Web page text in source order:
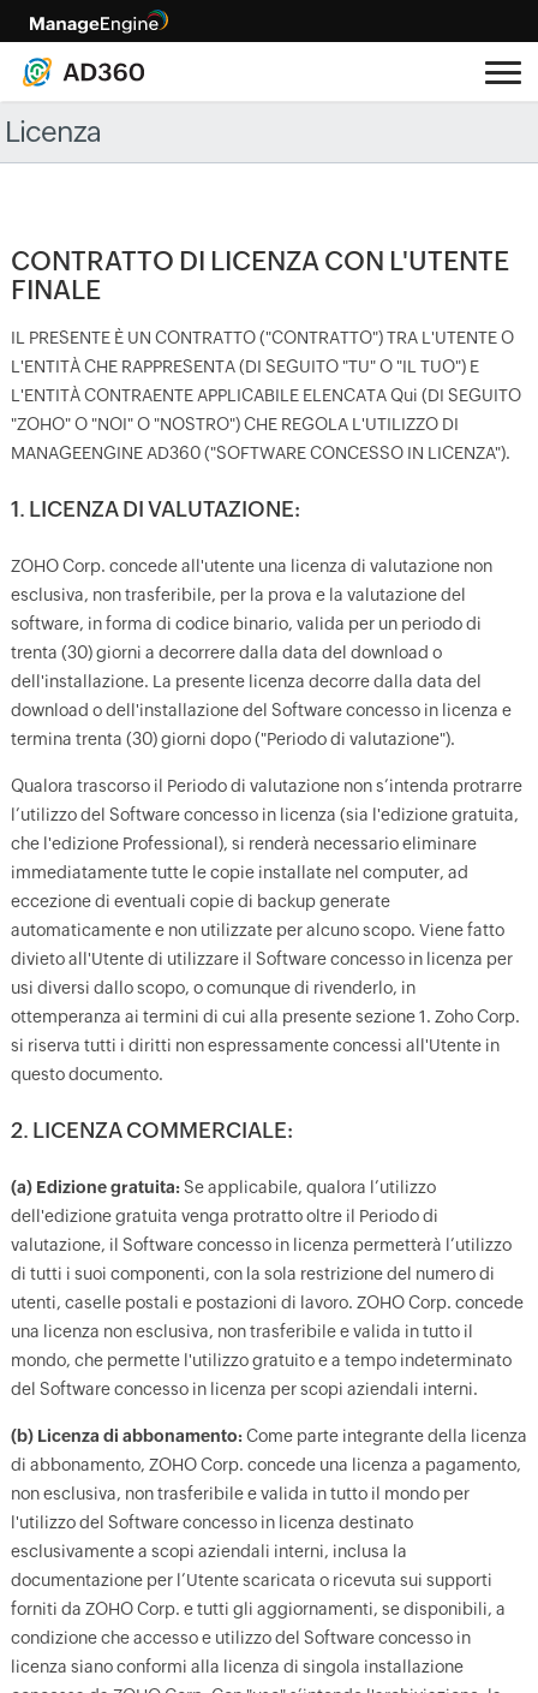
Licenza
CONTRATTO DI LICENZA CON L'UTENTE
FINALE
IL PRESENTE È UN CONTRATTO ("CONTRATTO") TRA L'UTENTE O
L'ENTITÀ CHE RAPPRESENTA (DI SEGUITO "TU" O "IL TUO") E
L'ENTITÀ CONTRAENTE APPLICABILE ELENCATA Qui (DI SEGUITO
"ZOHO" O "NOI" O "NOSTRO") CHE REGOLA L'UTILIZZO DI
MANAGEENGINE AD360 ("SOFTWARE CONCESSO IN LICENZA").
1. LICENZA DI VALUTAZIONE:
ZOHO Corp. concede all'utente una licenza di valutazione non
esclusiva, non trasferibile, per la prova e la valutazione del
software, in forma di codice binario, valida per un periodo di
trenta (30) giorni a decorrere dalla data del download o
dell'installazione. La presente licenza decorre dalla data del
download o dell'installazione del Software concesso in licenza e
termina trenta (30) giorni dopo ("Periodo di valutazione").
Qualora trascorso il Periodo di valutazione non s’intenda protrarre
l’utilizzo del Software concesso in licenza (sia l'edizione gratuita,
che l'edizione Professional), si renderà necessario eliminare
immediatamente tutte le copie installate nel computer, ad
eccezione di eventuali copie di backup generate
automaticamente e non utilizzate per alcuno scopo. Viene fatto
divieto all'Utente di utilizzare il Software concesso in licenza per
usi diversi dallo scopo, o comunque di rivenderlo, in
ottemperanza ai termini di cui alla presente sezione 1. Zoho Corp.
si riserva tutti i diritti non espressamente concessi all'Utente in
questo documento.
2. LICENZA COMMERCIALE:
(a) Edizione gratuita:Se applicabile, qualora l’utilizzo
dell'edizione gratuita venga protratto oltre il Periodo di
valutazione, il Software concesso in licenza permetterà l’utilizzo
di tutti i suoi componenti, con la sola restrizione del numero di
utenti, caselle postali e postazioni di lavoro. ZOHO Corp. concede
una licenza non esclusiva, non trasferibile e valida in tutto il
mondo, che permette l'utilizzo gratuito e a tempo indeterminato
del Software concesso in licenza per scopi aziendali interni.
(b) Licenza di abbonamento:Come parte integrante della licenza
di abbonamento, ZOHO Corp. concede una licenza a pagamento,
non esclusiva, non trasferibile e valida in tutto il mondo per
l'utilizzo del Software concesso in licenza destinato
esclusivamente a scopi aziendali interni, inclusa la
documentazione per l’Utente scaricata o ricevuta sui supporti
forniti da ZOHO Corp. e tutti gli aggiornamenti, se disponibili, a
condizione che accesso e utilizzo del Software concesso in
licenza siano conformi alla licenza di singola installazione